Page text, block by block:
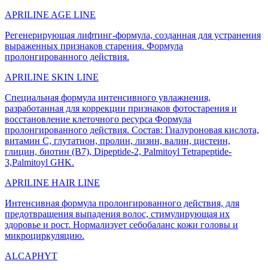
APRILINE AGE LINE
Регенерирующая лифтинг-формула, созданная для устранения
выраженных признаков старения. Формула
пролонгированного действия.
APRILINE SKIN LINE
Специальная формула интенсивного увлажнения,
разработанная для коррекции признаков фотостарения и
восстановление клеточного ресурса Формула
пролонгированного действия. Состав: Гиалуроновая кислота,
витамин С, глутатион, пролин, лизин, валин, цистеин,
глицин, биотин (B7), Dipeptide-2, Palmitoyl Tetrapeptide-
3,Palmitoyl GHK.
APRILINE HAIR LINE
Интенсивная формула пролонгированного действия, для
предотвращения выпадения волос, стимулирующая их
здоровье и рост. Нормализует себобаланс кожи головы и
микроциркуляцию.
ALCAPHYT